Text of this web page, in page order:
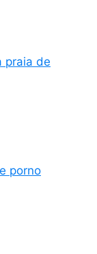
praia de
porno